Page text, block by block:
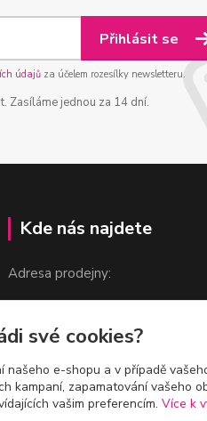
Přihlásit se
údajůza účelem rozesílky newsletteru.
Zasíláme jednou za 14 dní.
Kde nás najdete
Adresa prodejny:
v blízkosti stanice Metra B -
Českomoravská
své cookies?
e-shopu a v případě
kampaní, zapamatování vašeho
vašim preferencím. Více k